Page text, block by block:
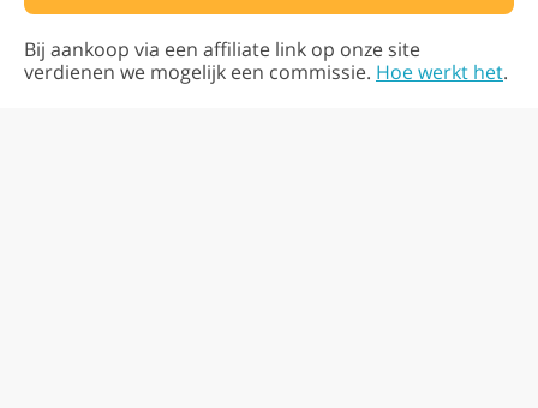
Bij aankoop via een affiliate link op onze site
verdienen we mogelijk een commissie. Hoe werkt het.